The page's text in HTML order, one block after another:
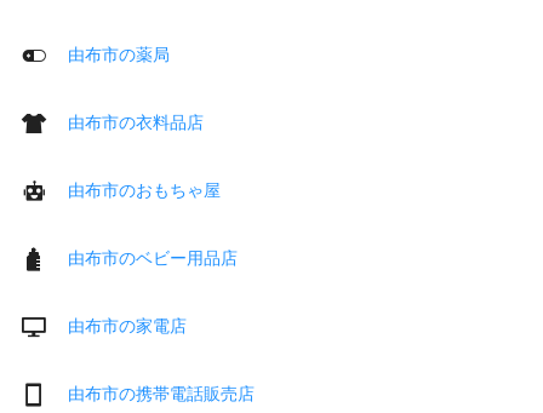
由布市の薬局
由布市の衣料品店
由布市のおもちゃ屋
由布市のベビー用品店
由布市の家電店
由布市の携帯電話販売店